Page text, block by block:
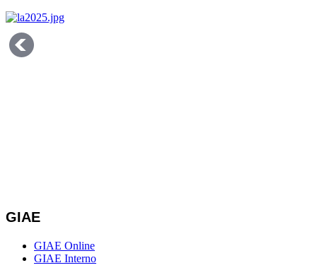
GIAE
GIAE Online
GIAE Interno